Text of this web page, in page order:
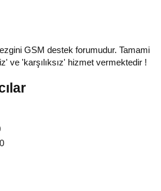
GSM destek forumudur. Tamami
ve 'karşılıksız' hizmet vermektedir !